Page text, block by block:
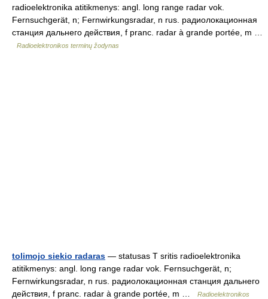
radioelektronika atitikmenys: angl. long range radar vok.
Fernsuchgerät, n; Fernwirkungsradar, n rus. радиолокационная
станция дальнего действия, f pranc. radar à grande portée, m …
Radioelektronikos terminų žodynas
tolimojo siekio radaras — statusas T sritis radioelektronika
atitikmenys: angl. long range radar vok. Fernsuchgerät, n;
Fernwirkungsradar, n rus. радиолокационная станция дальнего
действия, f pranc. radar à grande portée, m …
Radioelektronikos